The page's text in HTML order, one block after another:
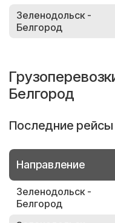
Зеленодольск -
Белгород
Белгород
Последние рейсы
Направление
Зеленодольск -
Белгород